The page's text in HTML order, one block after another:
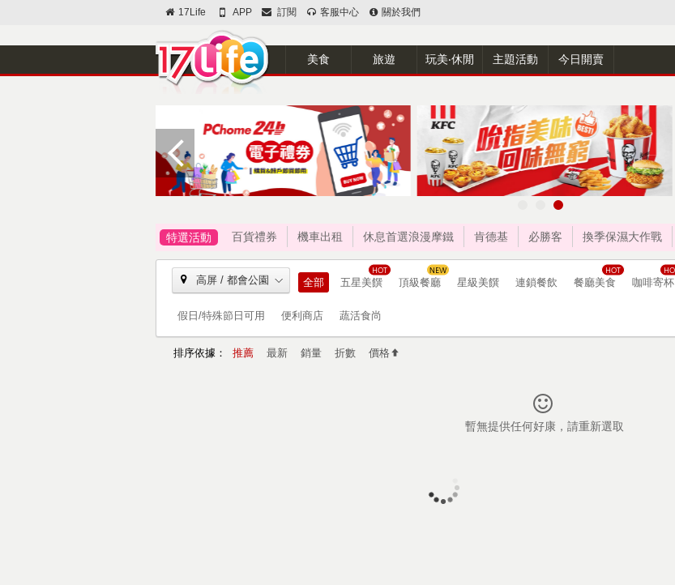
17Life APP 訂閱 客服中心 關於我們
美食 旅遊 玩美‧休閒 主題活動 今日開賣
特選活動 百貨禮券 機車出租 休息首選浪漫摩鐵 肯德基 必勝客 換季保濕大作戰
高屏 / 都會公園 全部 五星美饌 頂級餐廳 星級美饌 連鎖餐飲 餐廳美食 咖啡寄杯
假日/特殊節日可用 便利商店 蔬活食尚
排序依據： 推薦 最新 銷量 折數 價格
暫無提供任何好康，請重新選取